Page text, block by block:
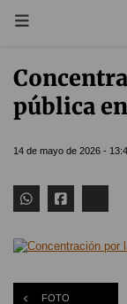
pública
14 de mayo de 2026 -
FOTO